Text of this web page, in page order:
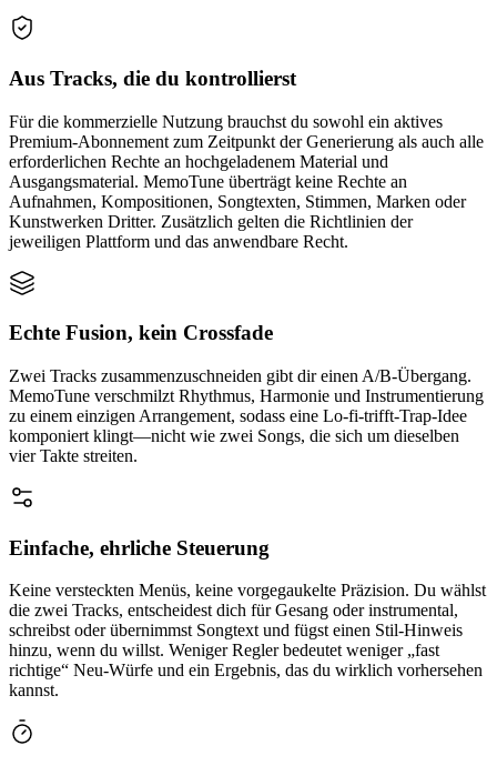
Aus Tracks, die du kontrollierst
Für die kommerzielle Nutzung brauchst du sowohl ein aktives
Premium-Abonnement zum Zeitpunkt der Generierung als auch alle
erforderlichen Rechte an hochgeladenem Material und
Ausgangsmaterial. MemoTune überträgt keine Rechte an
Aufnahmen, Kompositionen, Songtexten, Stimmen, Marken oder
Kunstwerken Dritter. Zusätzlich gelten die Richtlinien der
jeweiligen Plattform und das anwendbare Recht.
Echte Fusion, kein Crossfade
Zwei Tracks zusammenzuschneiden gibt dir einen A/B-Übergang.
MemoTune verschmilzt Rhythmus, Harmonie und Instrumentierung
zu einem einzigen Arrangement, sodass eine Lo-fi-trifft-Trap-Idee
komponiert klingt—nicht wie zwei Songs, die sich um dieselben
vier Takte streiten.
Einfache, ehrliche Steuerung
Keine versteckten Menüs, keine vorgegaukelte Präzision. Du wählst
die zwei Tracks, entscheidest dich für Gesang oder instrumental,
schreibst oder übernimmst Songtext und fügst einen Stil-Hinweis
hinzu, wenn du willst. Weniger Regler bedeutet weniger „fast
richtige“ Neu-Würfe und ein Ergebnis, das du wirklich vorhersehen
kannst.